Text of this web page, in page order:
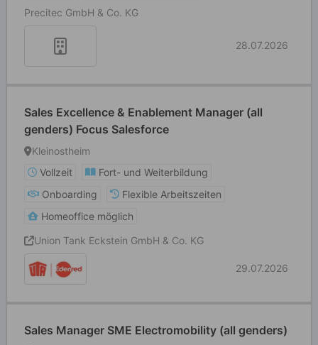
Precitec GmbH & Co. KG
28.07.2026
Sales Excellence & Enablement Manager (all
genders) Focus Salesforce
Kleinostheim
Vollzeit
Fort- und Weiterbildung
Onboarding
Flexible Arbeitszeiten
Homeoffice möglich
Union Tank Eckstein GmbH & Co. KG
29.07.2026
Sales Manager SME Electromobility (all genders)